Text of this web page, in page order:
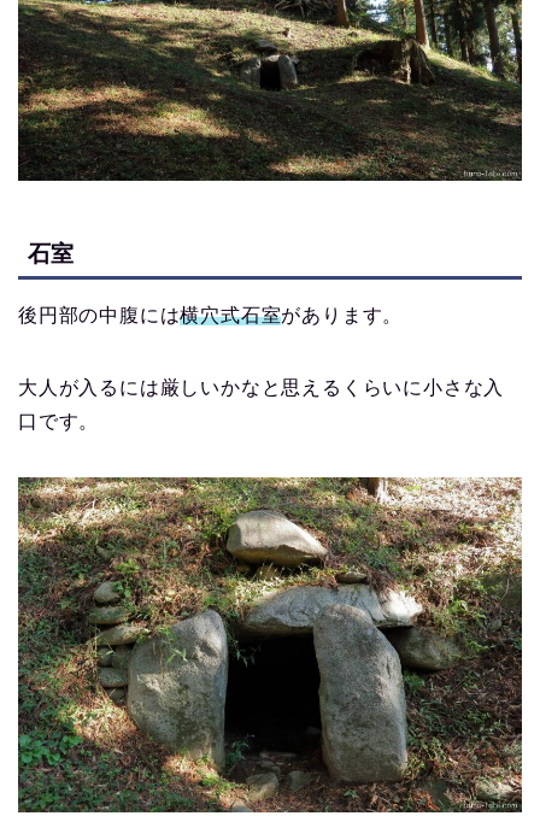
石室
後円部の中腹には横穴式石室があります。
大人が入るには厳しいかなと思えるくらいに小さな入
口です。